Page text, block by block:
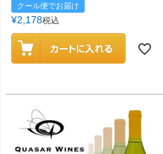
クール便でお届け
¥2,178税込